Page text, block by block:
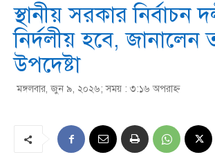
স্থানীয় সরকার নির্বাচন
নির্দলীয় হবে, জানালেন
উপদেষ্টা
মঙ্গলবার, জুন ৯, ২০২৬; সময় : ৩:১৬ অপরাহ্ণ